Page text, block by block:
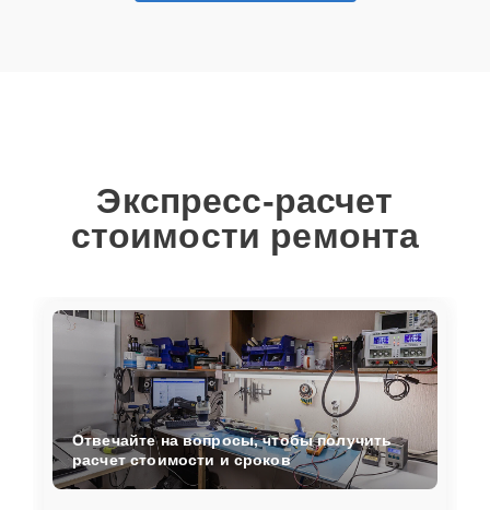
Экспресс-расчет
стоимости ремонта
Отвечайте на вопросы, чтобы получить
расчет стоимости и сроков